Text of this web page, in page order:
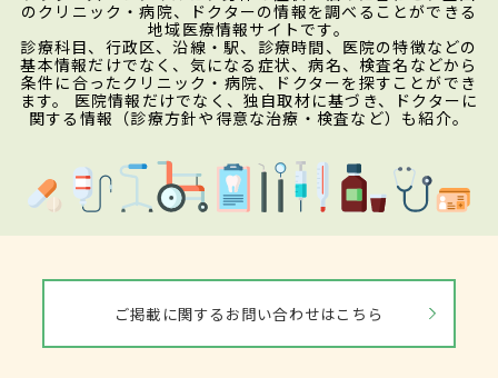
のクリニック・病院、ドクターの情報を調べることができる
地域医療情報サイトです。
診療科目、行政区、沿線・駅、診療時間、医院の特徴などの
基本情報だけでなく、気になる症状、病名、検査名などから
条件に合ったクリニック・病院、ドクターを探すことができ
ます。 医院情報だけでなく、独自取材に基づき、ドクターに
関する情報（診療方針や得意な治療・検査など）も紹介。
ご掲載に関するお問い合わせはこちら